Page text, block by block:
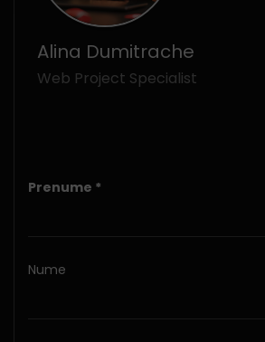
Alina Dumitrache
Web Project Specialist
Prenume
Nume